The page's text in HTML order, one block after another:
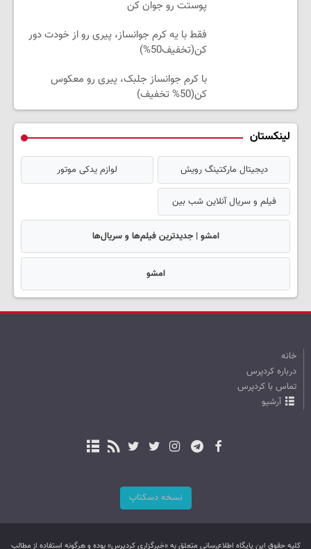
پوستت رو جوان کن
فقط با یه کرم جوانساز، پیری رو از خودت دور
کن(تخفیف50%)
با کرم جوانساز جلبک، پیری رو معکوس
کن(50% تخفیف)
لینکستان
دیجیتال مارکتینگ رویش لوازم یدکی موتور
فیلم و سریال آنلاین شب بین
امشو | جدیدترین فیلم‌ها و سریال‌ها
امشو
خانه
درباره کردپرس
تماس با کردپرس
آرشیو
نسخه دسکتاپ
کليه حقوق اين پایگاه اطلاع‌رسانی متعلق به «خبرگزاری کردپرس» بوده و هرگونه استفاده از مطالب